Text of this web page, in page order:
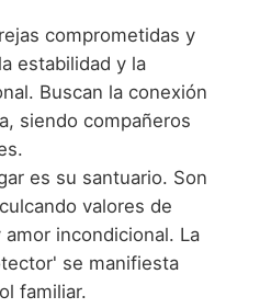
comprometidas y
estabilidad y la
Buscan la conexión
siendo compañeros
es su santuario. Son
valores de
incondicional. La
se manifiesta
familiar.